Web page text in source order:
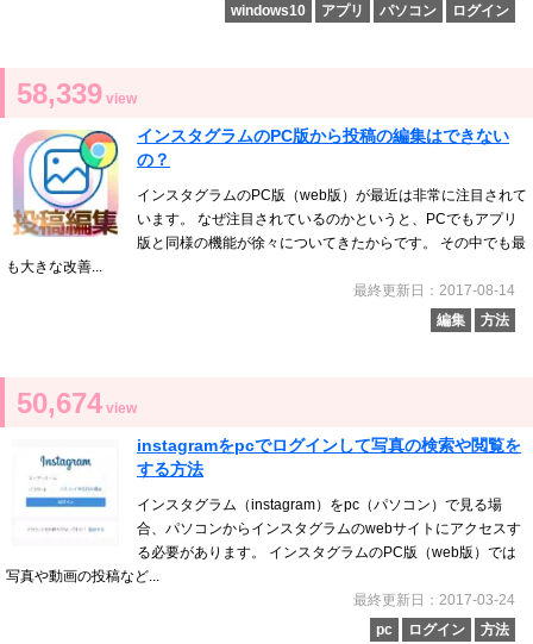
windows10
アプリ パソコン ログイン
58,339 view
インスタグラムのPC版から投稿の編集はできない
の？
インスタグラムのPC版（web版）が最近は非常に注目されて
います。 なぜ注目されているのかというと、PCでもアプリ
版と同様の機能が徐々についてきたからです。 その中でも最
も大きな改善...
最終更新日：2017-08-14
編集
方法
50,674 view
instagramをpcでログインして写真の検索や閲覧を
する方法
インスタグラム（instagram）をpc（パソコン）で見る場
合、パソコンからインスタグラムのwebサイトにアクセスす
る必要があります。 インスタグラムのPC版（web版）では
写真や動画の投稿など...
最終更新日：2017-03-24
pc
ログイン 方法